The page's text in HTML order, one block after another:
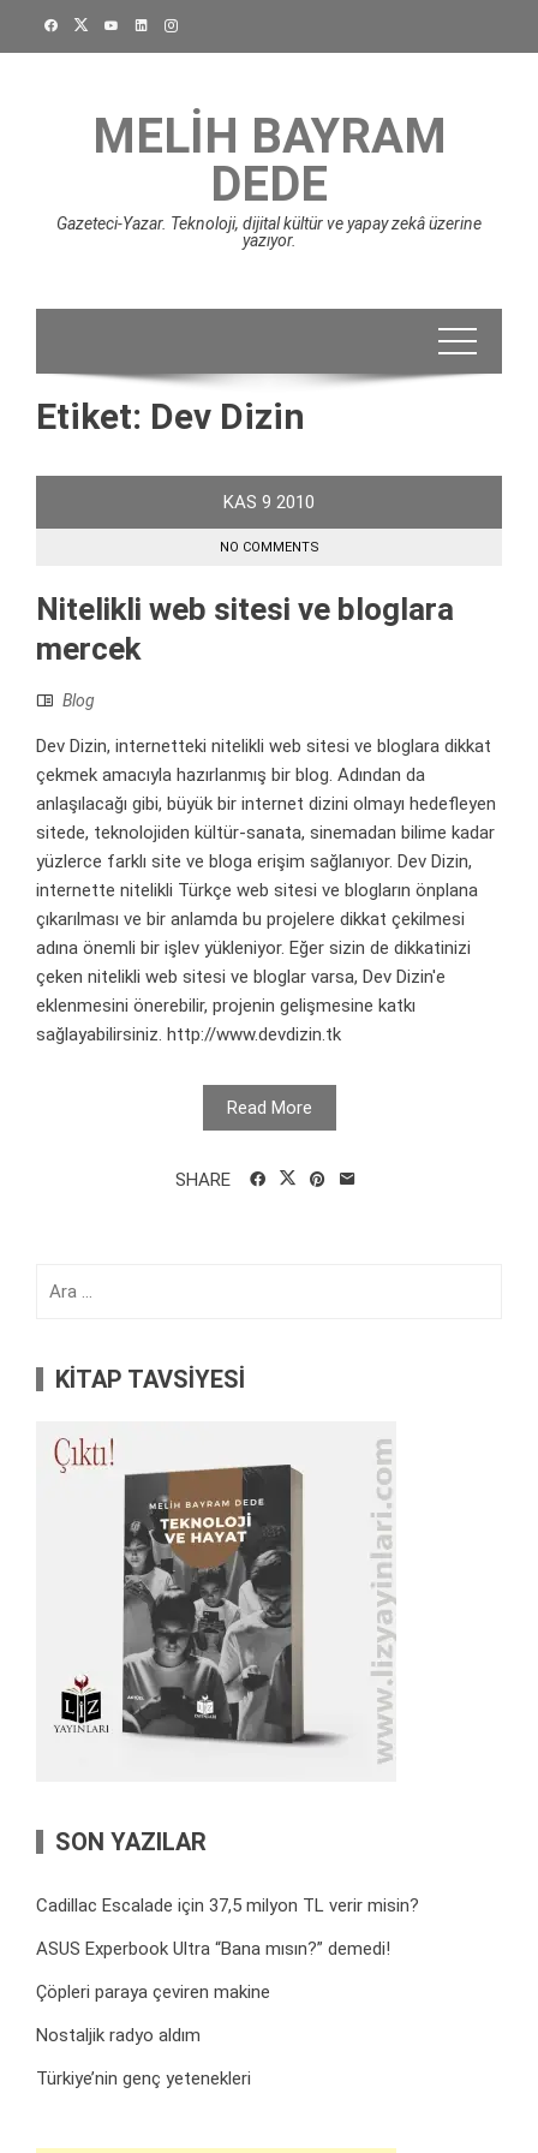
MELIH BAYRAM
DEDE
Gazeteci-Yazar. Teknoloji, dijital kültür ve yapay zekâ üzerine
yazıyor.
Etiket: Dev Dizin
KAS 9 2010
NO COMMENTS
Nitelikli web sitesi ve bloglara
mercek
Blog
Dev Dizin, internetteki nitelikli web sitesi ve bloglara dikkat
çekmek amacıyla hazırlanmış bir blog. Adından da
anlaşılacağı gibi, büyük bir internet dizini olmayı hedefleyen
sitede, teknolojiden kültür-sanata, sinemadan bilime kadar
yüzlerce farklı site ve bloga erişim sağlanıyor. Dev Dizin,
internette nitelikli Türkçe web sitesi ve blogların önplana
çıkarılması ve bir anlamda bu projelere dikkat çekilmesi
adına önemli bir işlev yükleniyor. Eğer sizin de dikkatinizi
çeken nitelikli web sitesi ve bloglar varsa, Dev Dizin'e
eklenmesini önerebilir, projenin gelişmesine katkı
sağlayabilirsiniz. http://www.devdizin.tk
Read More
SHARE
KİTAP TAVSİYESİ
SON YAZILAR
Cadillac Escalade için 37,5 milyon TL verir misin?
ASUS Experbook Ultra “Bana mısın?” demedi!
Çöpleri paraya çeviren makine
Nostaljik radyo aldım
Türkiye’nin genç yetenekleri